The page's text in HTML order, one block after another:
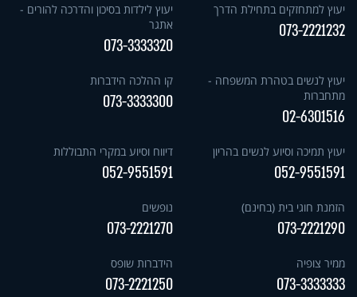
יעוץ למתחזקים בתחילת הדרך
073-2221232
יעוץ לילדות בסיכון והדרכה להורים -
אתגר
073-3333320
יעוץ לנשים בטהרת המשפחה -
מתחברות
02-6301516
קו ההלכה הידברות
073-3333300
יעוץ תמיכה וסיוע לנשים בהריון
052-9551591
דיווח וסיוע במקרי התבוללות
052-9551591
הזמנת חוגי בית (בחינם)
073-2221290
נופשים
073-2221270
ממיר צופיה
073-3333333
הידברות שופס
073-2221250